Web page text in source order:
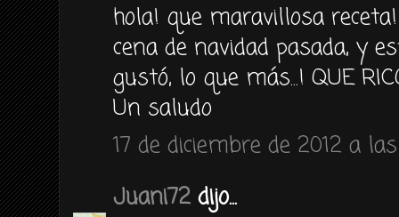
hola! que maravillosa
cena de navidad pasada, y
gustó, lo que más...! QUE
Un saludo
17 de diciembre de 2012 a
Juani72 dijo...